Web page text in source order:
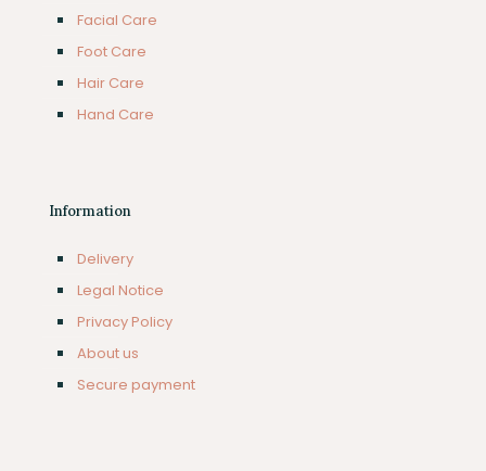
Facial Care
Foot Care
Hair Care
Hand Care
Information
Delivery
Legal Notice
Privacy Policy
About us
Secure payment